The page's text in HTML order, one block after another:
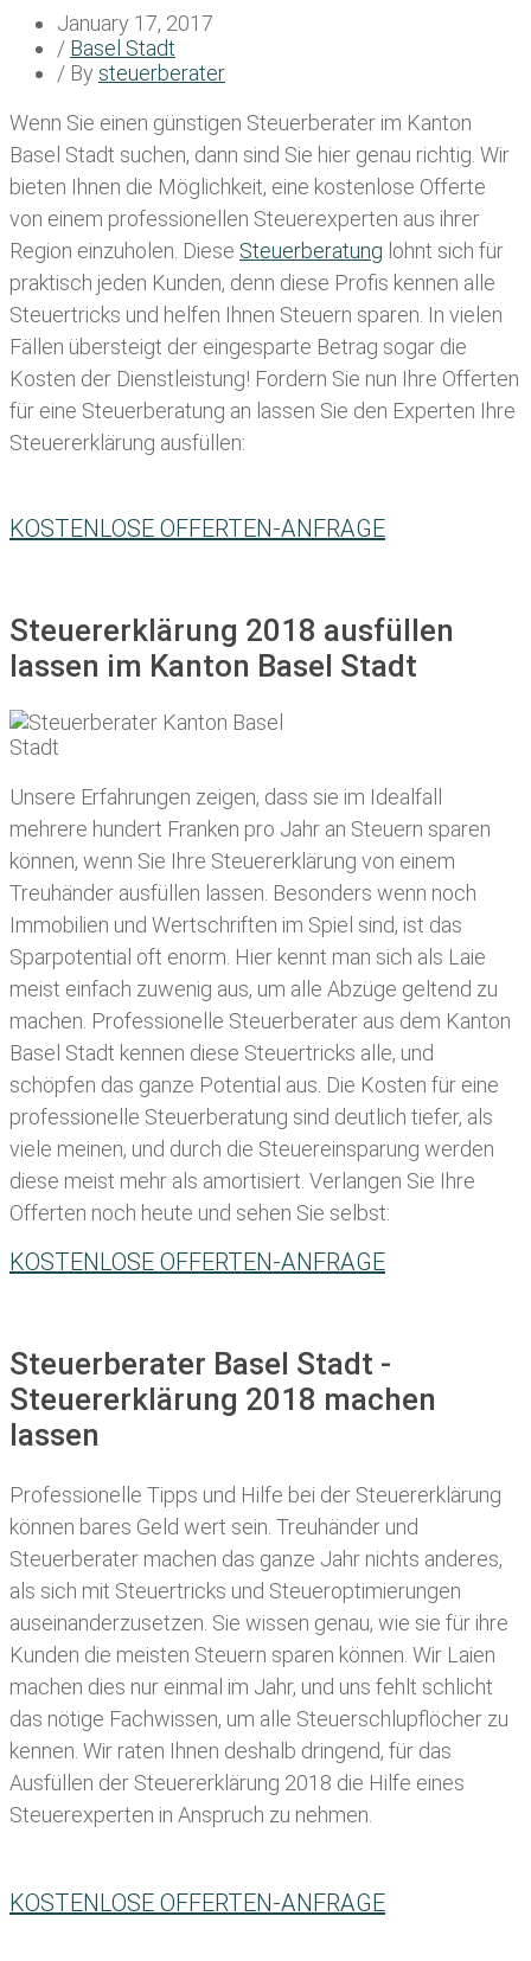
January 17, 2017
/ Basel Stadt
/ By steuerberater
Wenn Sie einen günstigen Steuerberater im Kanton
Basel Stadt suchen, dann sind Sie hier genau richtig. Wir
bieten Ihnen die Möglichkeit, eine kostenlose Offerte
von einem professionellen Steuerexperten aus ihrer
Region einzuholen. Diese Steuerberatung lohnt sich für
praktisch jeden Kunden, denn diese Profis kennen alle
Steuertricks und helfen Ihnen Steuern sparen. In vielen
Fällen übersteigt der eingesparte Betrag sogar die
Kosten der Dienstleistung! Fordern Sie nun Ihre Offerten
für eine Steuerberatung an lassen Sie den Experten Ihre
Steuererklärung ausfüllen:
KOSTENLOSE OFFERTEN-ANFRAGE
Steuererklärung 2018 ausfüllen
lassen im Kanton Basel Stadt
Unsere Erfahrungen zeigen, dass sie im Idealfall
mehrere hundert Franken pro Jahr an Steuern sparen
können, wenn Sie Ihre Steuererklärung von einem
Treuhänder ausfüllen lassen . Besonders wenn noch
Immobilien und Wertschriften im Spiel sind, ist das
Sparpotential oft enorm. Hier kennt man sich als Laie
meist einfach zuwenig aus, um alle Abzüge geltend zu
machen. Professionelle Steuerberater aus dem Kanton
Basel Stadt kennen diese Steuertricks alle, und
schöpfen das ganze Potential aus. Die Kosten für eine
professionelle Steuerberatung sind deutlich tiefer, als
viele meinen, und durch die Steuereinsparung werden
diese meist mehr als amortisiert. Verlangen Sie Ihre
Offerten noch heute und sehen Sie selbst:
KOSTENLOSE OFFERTEN-ANFRAGE
Steuerberater Basel Stadt -
Steuererklärung 2018 machen
lassen
Professionelle Tipps und Hilfe bei der Steuererklärung
können bares Geld wert sein. Treuhänder und
Steuerberater machen das ganze Jahr nichts anderes,
als sich mit Steuertricks und Steueroptimierungen
auseinanderzusetzen. Sie wissen genau, wie sie für ihre
Kunden die meisten Steuern sparen können. Wir Laien
machen dies nur einmal im Jahr, und uns fehlt schlicht
das nötige Fachwissen, um alle Steuerschlupflöcher zu
kennen. Wir raten Ihnen deshalb dringend, für das
Ausfüllen der Steuererklärung 2018 die Hilfe eines
Steuerexperten in Anspruch zu nehmen.
KOSTENLOSE OFFERTEN-ANFRAGE